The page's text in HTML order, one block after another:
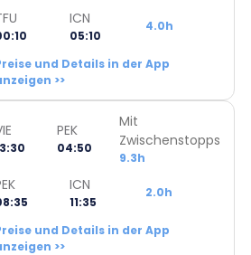
ICN
05:10
4.0h
und Details in der App
>>
PEK
04:50
Mit
Zwischenstopps
9.3h
ICN
11:35
2.0h
und Details in der App
>>